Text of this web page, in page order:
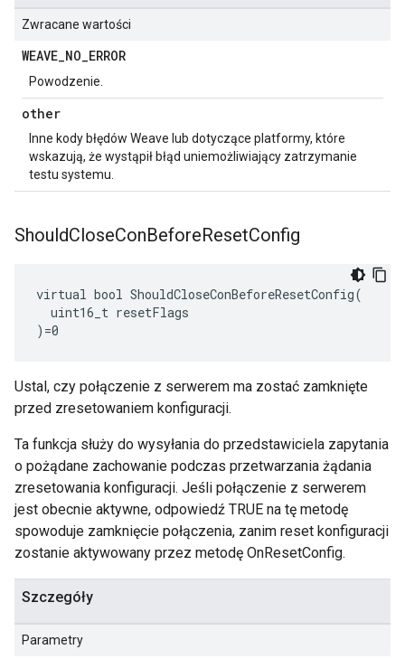
Zwracane wartości
WEAVE_NO_ERROR
Powodzenie.
other
Inne kody błędów Weave lub dotyczące platformy, które
wskazują, że wystąpił błąd uniemożliwiający zatrzymanie
testu systemu.
ShouldCloseConBeforeResetConfig
virtual bool ShouldCloseConBeforeResetConfig(
  uint16_t resetFlags
)=0
Ustal, czy połączenie z serwerem ma zostać zamknięte
przed zresetowaniem konfiguracji.
Ta funkcja służy do wysyłania do przedstawiciela zapytania
o pożądane zachowanie podczas przetwarzania żądania
zresetowania konfiguracji. Jeśli połączenie z serwerem
jest obecnie aktywne, odpowiedź TRUE na tę metodę
spowoduje zamknięcie połączenia, zanim reset konfiguracji
zostanie aktywowany przez metodę OnResetConfig.
Szczegóły
Parametry